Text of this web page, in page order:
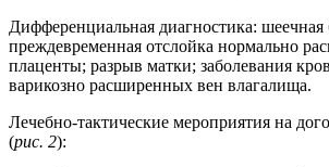
Дифференциальная диагностика: шеечная
преждевременная отслойка нормально
плаценты; разрыв матки; заболевания
варикозно расширенных вен влагалища.
Лечебно-тактические мероприятия на
(рис. 2):